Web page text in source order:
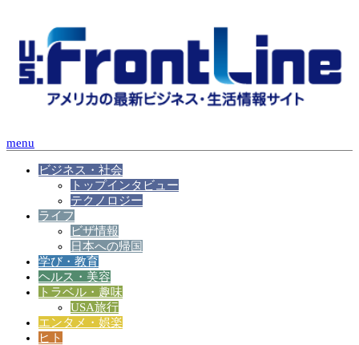
menu
ビジネス・社会
トップインタビュー
テクノロジー
ライフ
ビザ情報
日本への帰国
学び・教育
ヘルス・美容
トラベル・趣味
USA旅行
エンタメ・娯楽
ヒト